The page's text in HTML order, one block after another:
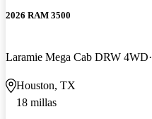
2026 RAM 3500
Laramie Mega Cab DRW 4WD
Houston, TX
18 millas